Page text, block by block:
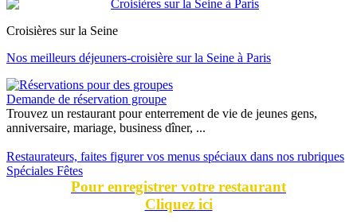
Croisières sur la Seine
Nos meilleurs déjeuners-croisière sur la Seine à Paris
Demande de réservation groupe
Trouvez un restaurant pour enterrement de vie de jeunes gens,
anniversaire, mariage, business dîner, ...
Restaurateurs, faites figurer vos menus spéciaux dans nos rubriques
Spéciales Fêtes
Pour enregistrer votre restaurant
Cliquez ici